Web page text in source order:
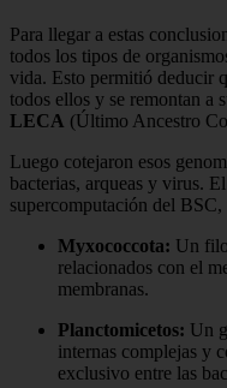
Para llegar a estas
todos los tipos de
vida. Esto permitió deducir
todos ellos y se remontan a
LECA (Último Ancestro
Luego cotejaron esos
bacterias, arqueas y virus.
supercomputación del
Myxococcota: Un
relacionados con el
membranas.
Planctomicetos: Un
internas complejas y
exclusivo entre las